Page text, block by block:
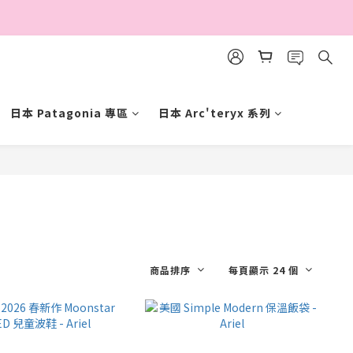
日本 Patagonia 專區 日本 Arc'teryx 系列
商品排序 每頁顯示 24 個